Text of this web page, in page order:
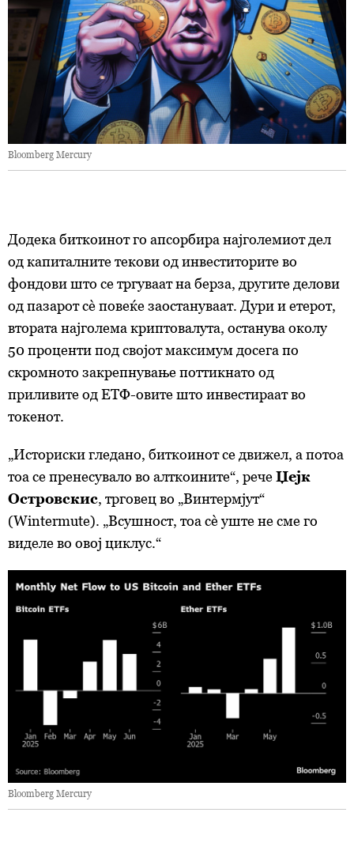
Bloomberg Mercury
Додека биткоинот го апсорбира најголемиот дел
од капиталните текови од инвеститорите во
фондови што се тргуваат на берза, другите делови
од пазарот сè повеќе заостануваат. Дури и етерот,
втората најголема криптовалута, останува околу
50 проценти под својот максимум досега по
скромното закрепнување поттикнато од
приливите од ЕТФ-овите што инвестираат во
токенот.
„Историски гледано, биткоинот се движел, а потоа
тоа се пренесувало во алткоините“, речеЏејк
Островскис, трговец во „Винтермјут“
(Wintermute). „Всушност, тоа сè уште не сме го
виделе во овој циклус.“
Bloomberg Mercury